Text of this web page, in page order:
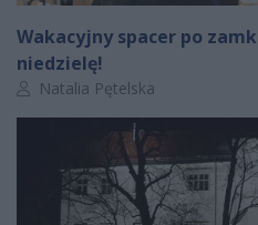
Wakacyjny spacer po
niedzielę!
Autor artykułu:
Natalia Pętelska